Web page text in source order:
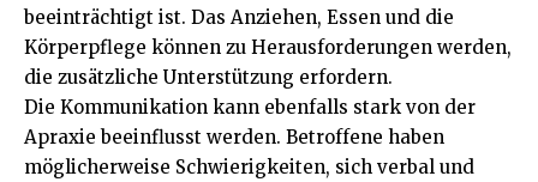
beeinträchtigt ist. Das Anziehen, Essen und die
Körperpflege können zu Herausforderungen werden,
die zusätzliche Unterstützung erfordern.
Die Kommunikation kann ebenfalls stark von der
Apraxie beeinflusst werden. Betroffene haben
möglicherweise Schwierigkeiten, sich verbal und